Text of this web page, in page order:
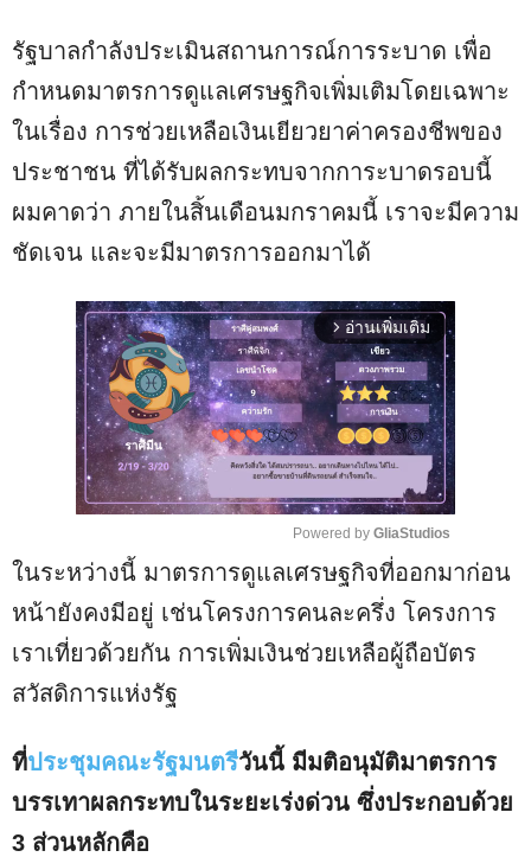
รัฐบาลกำลังประเมินสถานการณ์การระบาด เพื่อ
กำหนดมาตรการดูแลเศรษฐกิจเพิ่มเติมโดยเฉพาะ
ในเรื่อง การช่วยเหลือเงินเยียวยาค่าครองชีพของ
ประชาชน ที่ได้รับผลกระทบจากการะบาดรอบนี้
ผมคาดว่า ภายในสิ้นเดือนมกราคมนี้ เราจะมีความ
ชัดเจน และจะมีมาตรการออกมาได้
arrow_forward_ios อ่านเพิ่มเติม
M
u
e
Powered by GliaStudios
ในระหว่างนี้ มาตรการดูแลเศรษฐกิจที่ออกมาก่อน
หน้ายังคงมีอยู่ เช่นโครงการคนละครึ่ง โครงการ
เราเที่ยวด้วยกัน การเพิ่มเงินช่วยเหลือผู้ถือบัตร
สวัสดิการแห่งรัฐ
ที่ประชุมคณะรัฐมนตรีวันนี้ มีมติอนุมัติมาตรการ
บรรเทาผลกระทบในระยะเร่งด่วน ซึ่งประกอบด้วย
3 ส่วนหลักคือ